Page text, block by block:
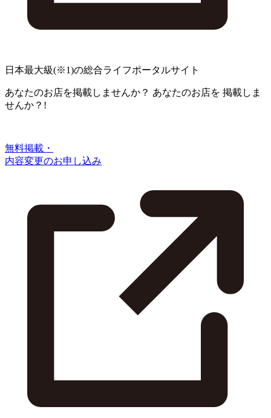
日本最大級(※1)の総合ライフポータルサイト
あなたのお店を掲載しませんか？ あなたのお店を 掲載しま
せんか？!
無料掲載・
内容変更のお申し込み